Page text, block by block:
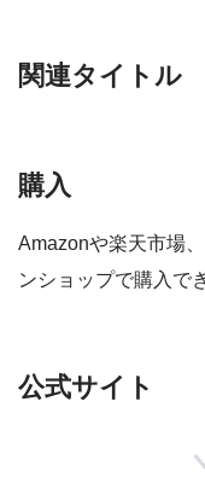
関連タイトル
購入
Amazonや楽天市場
ンショップで購入で
公式サイト